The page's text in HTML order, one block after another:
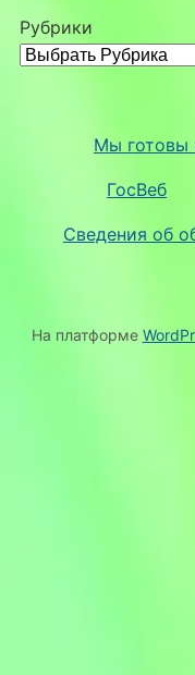
Рубрики
Мы готовы
ГосВеб
Сведения об
На платформе